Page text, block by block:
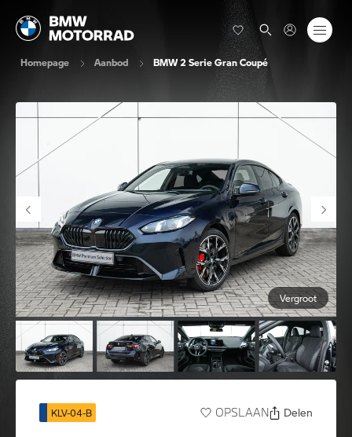
Homepage Aanbod BMW 2 Serie Gran Coupé
Vergroot
KLV-04-B OPSLAAN Delen